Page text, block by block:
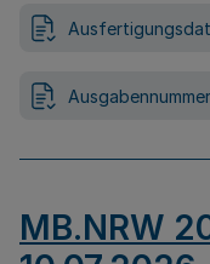
Ausgabennummer
MB.NRW